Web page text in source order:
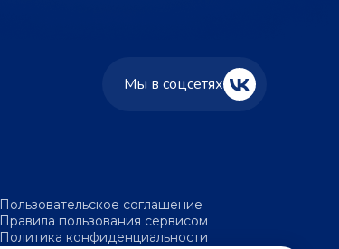
Мы в соцсетях
Пользовательское соглашение
Правила пользования сервисом
Политика конфиденциальности